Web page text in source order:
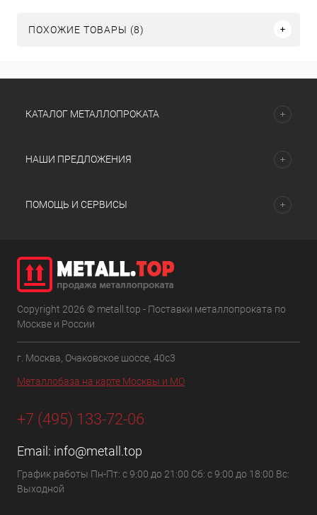
ПОХОЖИЕ ТОВАРЫ (8)
КАТАЛОГ МЕТАЛЛОПРОКАТА
НАШИ ПРЕДЛОЖЕНИЯ
ПОМОЩЬ И СЕРВИСЫ
Copyright 2026 © metall.top - Поставки металлопроката по
Москве и России
г. Москва, Очаковское шоссе, 40с3
Металлобаза на карте Москвы и МО
+7 (495) 133-72-06
Email: info@metall.top
График работы Пн-Пт: с 9:00 до 21:00 Сб: с 9:00 до 18:00 Вс:
Выходной